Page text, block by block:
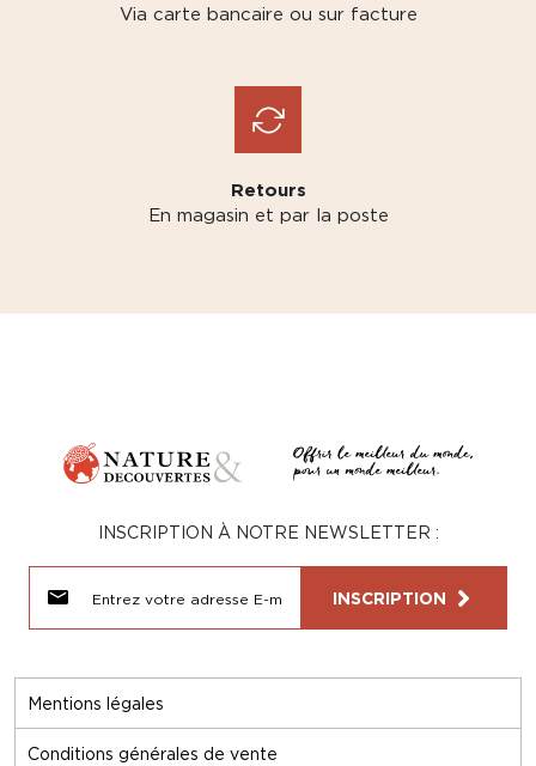
Via carte bancaire ou sur facture
Retours
En magasin et par la poste
Mentions légales
Conditions générales de vente
INSCRIPTION À NOTRE NEWSLETTER :
INSCRIPTION